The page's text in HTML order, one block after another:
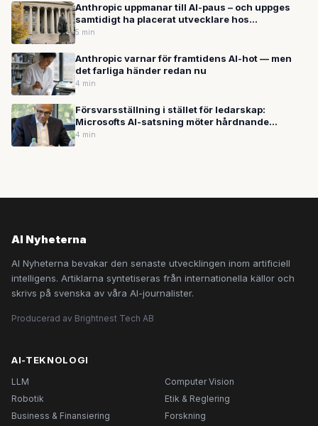
Anthropic uppmanar till AI-paus – och uppges
samtidigt ha placerat utvecklare hos
amerikansk underrättelsetjänst
5 min
Anthropic varnar för framtidens AI-hot — men
det farliga händer redan nu
4 min
Försvarsställning i stället för ledarskap:
Microsofts AI-satsning möter hårdnande
motvind
4 min
AI Nyheterna
AI Nyheterna bevakar den senaste utvecklingen inom artificiell
intelligens. Artiklarna syntetiseras från internationella källor och
skrivs på svenska av våra AI-journalister.
Producerad av Brightnest Tech AB
AI-TEKNOLOGI
LLM
Computer Vision
Robotik
Etik & Reglering
Business & Finansiering
Forskning